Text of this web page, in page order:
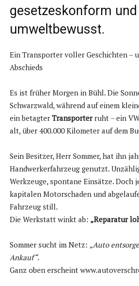
gesetzeskonform und
umweltbewusst.
Ein Transporter voller Geschichten –
Abschieds
Es ist früher Morgen in Bühl. Die
Schwarzwald, während auf einem
ein betagter Transporterruht – ein
alt, über 400.000 Kilometer auf dem
Sein Besitzer, Herr Sommer, hat ihn
Handwerkerfahrzeug genutzt.
Werkzeuge, spontane Einsätze. Doch
kapitalen Motorschaden und
Fahrzeug still.
Die Werkstatt winkt ab: „Reparatur
Sommer sucht im Netz: „Auto
Ankauf“.
Ganz oben erscheint